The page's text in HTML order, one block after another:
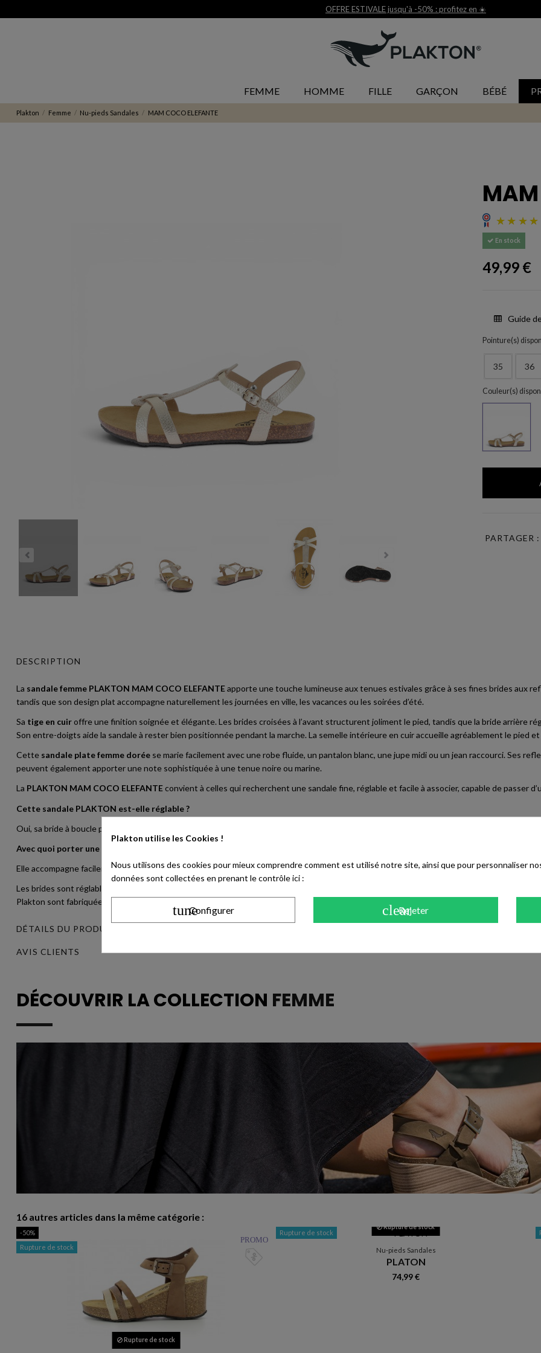
Livraison et retour gratuit
FEMME HOMME FILLE GARÇON BÉBÉ
Plakton Femme Nu-pieds Sandales MAM COCO ELEFANTE
MAM
En stock
49,99 €
Guide
Pointure(s)
35 36
Couleur(s)
PARTAGER :
DESCRIPTION
La sandale femme PLAKTON MAM COCO ELEFANTEapporte une touche lumineuse aux tenues estivales grâce à ses fines brides aux
tandis que son design plat accompagne naturellement les journées en ville, les vacances ou les soirées d’été.
Sa tige en cuiroffre une finition soignée et élégante. Les brides croisées à l’avant structurent joliment le pied, tandis que la bride arrière
Son entre-doigts aide la sandale à rester bien positionnée pendant la marche. La semelle intérieure en cuir accueille agréablement le pied
Cette sandale plate femme dorée se marie facilement avec une robe fluide, un pantalon blanc, une jupe midi ou un jean raccourci. Ses
peuvent également apporter une note sophistiquée à une tenue noire ou marine.
La PLAKTON MAM COCO ELEFANTEconvient à celles qui recherchent une sandale fine, réglable et facile à associer, capable de passer
Cette sandale PLAKTON est-elle réglable ?
Oui, sa bride à boucle permet d’ajuster le maintien autour de la cheville selon votre morphologie.
Avec quoi porter une sandale plate dorée ?
Elle accompagne facilement une robe claire, un pantalon fluide, une jupe ou un jean dans des tons neutres, pastel ou foncés.
Les brides sont réglables à l'aide d'une boucle sans nickel (Nickel Free), ce pour limiter les risques d'allergies, comme tous les accessoires
Plakton sont fabriquées en Espagne. La marque s'engage dans la réduction des émissions de CO₂ grâce à des matériaux naturels
DÉTAILS DU PRODUIT
AVIS CLIENTS
DÉCOUVRIR LA COLLECTION FEMME
16 autres articles dans la même catégorie :
PROMO
-50%
Rupture de stock
Rupture de stock
Rupture de stock
Rupture de stock
Nu-pieds Sandales
PLATON
74,99 €
Plakton utilise les Cookies !
Nous utilisons des cookies pour mieux comprendre comment est utilisé notre site, ainsi que pour personnaliser
données sont collectées en prenant le contrôle ici :
tuneConfigurer clearRejeter